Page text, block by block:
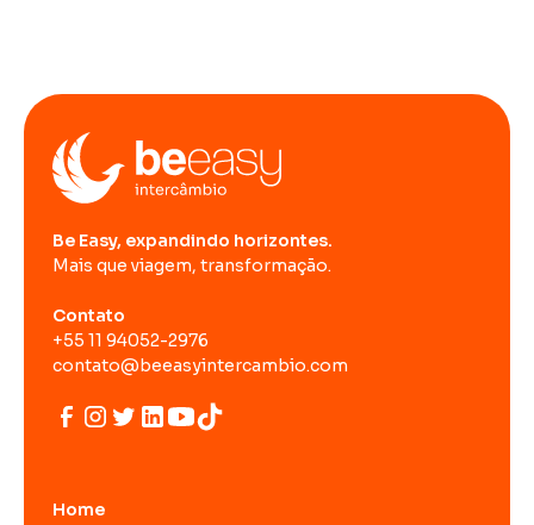
Be Easy, expandindo horizontes.
Mais que viagem, transformação.
Contato
+55 11 94052-2976
contato@beeasyintercambio.com
Home